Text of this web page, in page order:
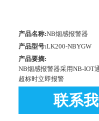
产品名称:NB烟感报警器
产品型号:LK200-NBYGW
产品要摘:
NB烟感报警器采用NB-IOT
超标时立即报警
联系